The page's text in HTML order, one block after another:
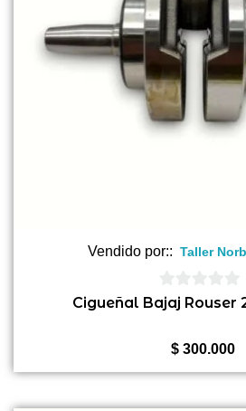
Vendido por:: Taller
0
Cigueñal Bajaj Rouser
$300.000